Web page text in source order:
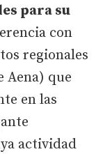
para su
con
regionales
Aena) que
en las
actividad